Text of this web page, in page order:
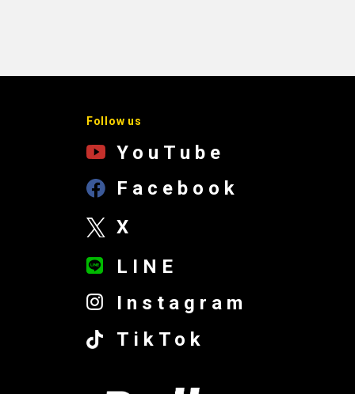
Follow us
YouTube
Facebook
X
LINE
Instagram
TikTok